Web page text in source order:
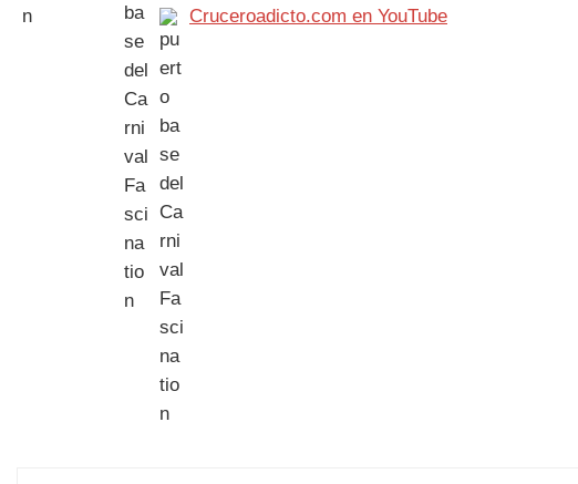
Cruceroadicto.com en YouTube